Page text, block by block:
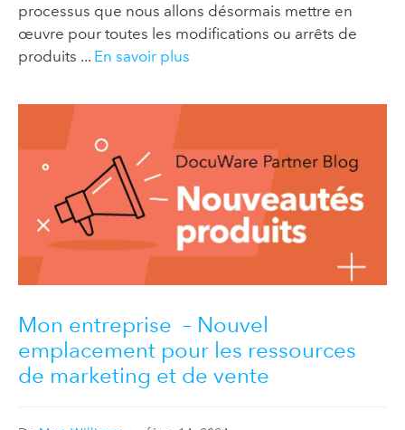
processus que nous allons désormais mettre en
œuvre pour toutes les modifications ou arrêts de
produits ... En savoir plus
Mon entreprise – Nouvel
emplacement pour les ressources
de marketing et de vente